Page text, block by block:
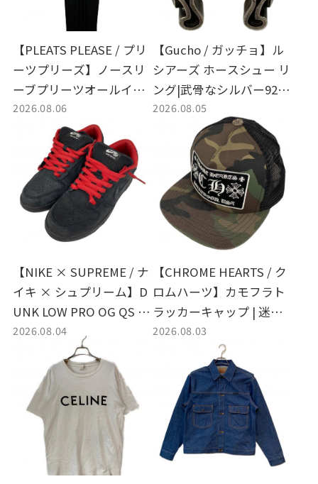
【PLEATS PLEASE / プリ
ーツプリーズ】ノースリ
ーブプリーツオールイン
ワン | 凛としたシルエッ
トが魅力のプリーツウェ
アを買取入荷
2026.08.06
【Gucho / ガッチョ】ル
シアーズ ホースシュー リ
ング|武骨なシルバー925
の質感と重厚な存在感を
放つ名作リングの入荷
2026.08.05
【NIKE × SUPREME / ナ
イキ × シュプリーム】D
UNK LOW PRO OG QS ロ
ーカットスニーカー | ス
トリートを揺るがす名作
コラボスニーカーが入荷
2026.08.04
【CHROME HEARTS / ク
ロムハーツ】カモフラト
ラッカーキャップ | 迷彩
が描くストリートの品格
と普遍的な存在感
2026.08.03